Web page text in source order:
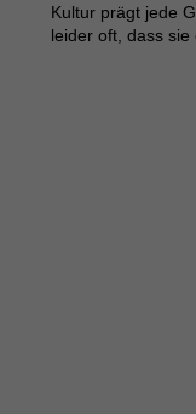
Kultur prägt jede
leider oft, dass